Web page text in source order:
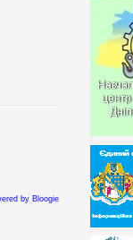
by Bloogie